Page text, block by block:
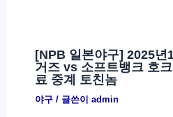
[NPB 일본야구] 2025년
거즈 vs 소프트뱅크 호
료 중계 토친놈
야구/ 글쓴이 admin